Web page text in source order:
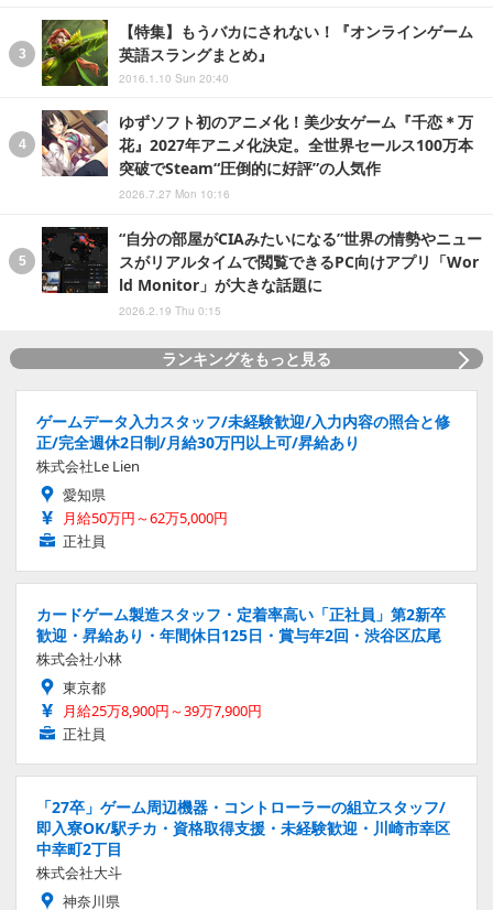
【特集】もうバカにされない！『オンラインゲーム
英語スラングまとめ』
2016.1.10 Sun 20:40
ゆずソフト初のアニメ化！美少女ゲーム『千恋＊万
花』2027年アニメ化決定。全世界セールス100万本
突破でSteam“圧倒的に好評”の人気作
2026.7.27 Mon 10:16
“自分の部屋がCIAみたいになる”世界の情勢やニュー
スがリアルタイムで閲覧できるPC向けアプリ「Wor
ld Monitor」が大きな話題に
2026.2.19 Thu 0:15
ランキングをもっと見る
ゲームデータ入力スタッフ/未経験歓迎/入力内容の照合と修
正/完全週休2日制/月給30万円以上可/昇給あり
株式会社Le Lien
愛知県
月給50万円～62万5,000円
正社員
カードゲーム製造スタッフ・定着率高い「正社員」第2新卒
歓迎・昇給あり・年間休日125日・賞与年2回・渋谷区広尾
株式会社小林
東京都
月給25万8,900円～39万7,900円
正社員
「27卒」ゲーム周辺機器・コントローラーの組立スタッフ/
即入寮OK/駅チカ・資格取得支援・未経験歓迎・川崎市幸区
中幸町2丁目
株式会社大斗
神奈川県